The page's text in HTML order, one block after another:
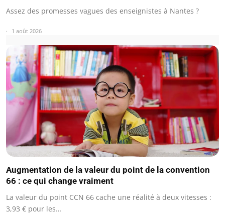
Assez des promesses vagues des enseignistes à Nantes ?
1 août 2026
Augmentation de la valeur du point de la convention
66 : ce qui change vraiment
La valeur du point CCN 66 cache une réalité à deux vitesses :
3,93 € pour les…